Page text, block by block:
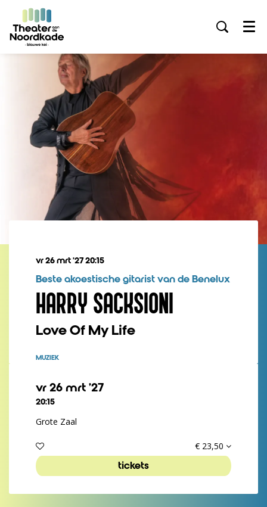
Menu
HARRY SACKSIONI
Love Of My Life
Beste akoestische gitarist van de Benelux
vr 26 mrt ’2720:15
MUZIEK
vr 26 mrt ’27
20:15
Grote Zaal
€ 23,50
tickets